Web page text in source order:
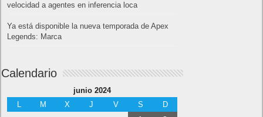
velocidad a agentes en inferencia loca
Ya está disponible la nueva temporada de Apex
Legends: Marca
Calendario
junio 2024
L
M X J V S D